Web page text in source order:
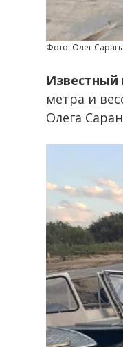
Фото: Олег
метра и
Олега